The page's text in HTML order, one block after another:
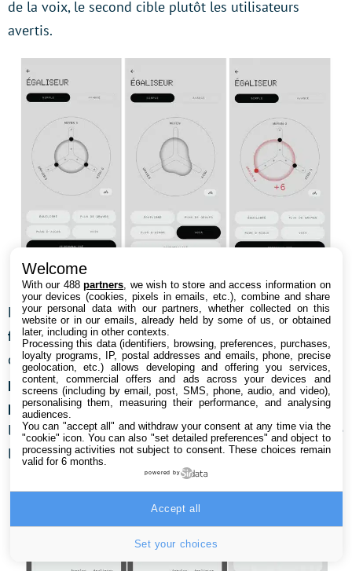
de la voix, le second cible plutôt les utilisateurs
avertis.
Application Nothing X
L’égaliseur avancé permet, en effet demodifier la
fréquence et le facteur Q (pour qualité)
. Nothing
continue sonpartenariat avec le spécialiste de la
personnalisation audio Mimi pour la constitution de
profils personnels.Nothing propose même
l’enregistrement de plusieurs profils et la possibilité de
les partager.
Welcome
With our 488partners , we wish to store and access information on
your devices (cookies, pixels in emails, etc.), combine and share
your personal data with our partners, whether collected on this
website or in our emails, already held by some of us, or obtained
later, including in other contexts.
Processing this data (identifiers, browsing, preferences, purchases,
loyalty programs, IP, postal addresses and emails, phone, precise
geolocation, etc.) allows developing and offering you services,
content, commercial offers and ads across your devices and
screens (including by email, post, SMS, phone, audio, and video),
personalising them, measuring their performance, and analysing
audiences.
You can "accept all" and withdraw your consent at any time via the
"cookie" icon. You can also "set detailed preferences" and object to
processing activities not subject to consent. These choices remain
valid for 6 months.
powered by
Set your choices
Accept all